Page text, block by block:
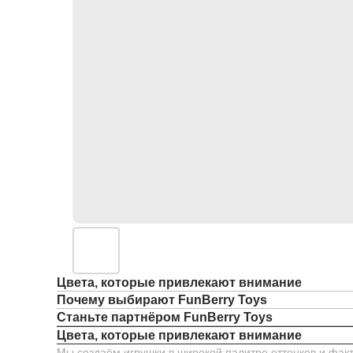
Цвета, которые привлекают внимание
Почему выбирают FunBerry Toys
Станьте партнёром FunBerry Toys
Цвета, которые привлекают внимание